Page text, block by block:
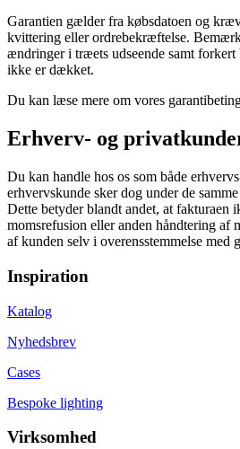
Garantien gælder fra købsdatoen og
kvittering eller ordrebekræftelse.
ændringer i træets udseende samt
ikke er dækket.
Du kan læse mere om vores
Erhverv- og
Du kan handle hos os som både
erhvervskunde sker dog under de
Dette betyder blandt andet, at fakturaen
momsrefusion eller anden håndtering af
af kunden selv i overensstemmelse med
Inspiration
Katalog
Nyhedsbrev
Cases
Bespoke lighting
Virksomhed